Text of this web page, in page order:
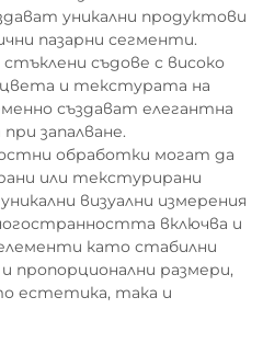
уникални продуктови
пазарни сегменти.
съдове с високо
и текстурата на
създават елегантна
запалване.
обработки могат да
или текстурирани
визуални измерения
включва и
като стабилни
пропорционални размери,
естетика, така и